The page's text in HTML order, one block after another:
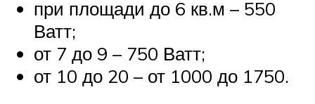
при площади до 6 кв.м – 550
Ватт;
от 7 до 9 – 750 Ватт;
от 10 до 20 – от 1000 до 1750.